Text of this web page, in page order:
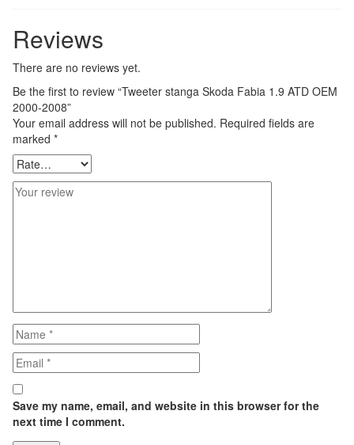
Reviews
There are no reviews yet.
Be the first to review “Tweeter stanga Skoda Fabia 1.9 ATD OEM
2000-2008”
Your email address will not be published. Required fields are
marked *
Save my name, email, and website in this browser for the
next time I comment.